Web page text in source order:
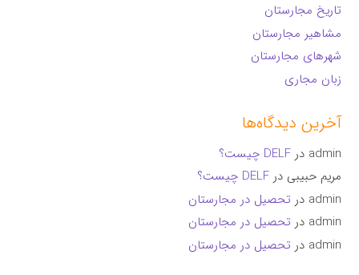
تاریخ مجارستان
مشاهیر مجارستان
شهرهای مجارستان
زبان مجاری
آخرین دیدگاه‌ها
admin درDELF چیست؟
مریم حبیبی درDELF چیست؟
admin در تحصیل در مجارستان
admin در تحصیل در مجارستان
admin در تحصیل در مجارستان